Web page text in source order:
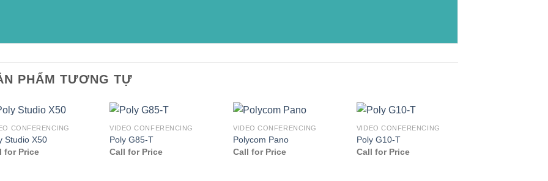
PHẨM TƯƠNG TỰ
CONFERENCING
Studio X50
for Price
VIDEO CONFERENCING
Poly G85-T
Call for Price
VIDEO CONFERENCING
Polycom Pano
Call for Price
VIDEO CONFERENCING
Poly G10-T
Call for Price